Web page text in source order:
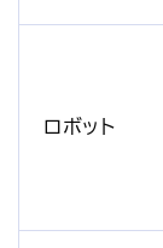
ロボット